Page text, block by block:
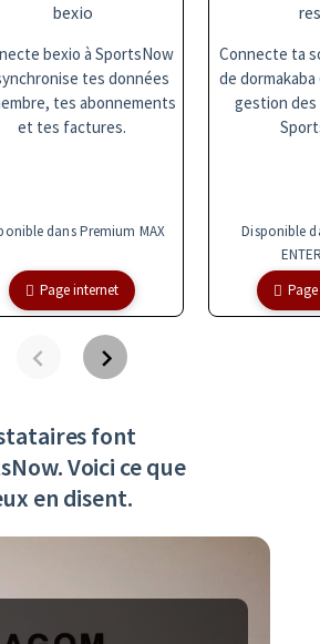
bexio
bexio à SportsNow
tes données
tes abonnements
et tes factures.
dans Premium MAX
Page internet
Connecte ta
de
gestion des
Disponible
font
Voici ce que
en disent.